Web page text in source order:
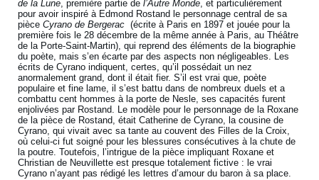
de la Lune, première partie del’Autre Monde, et particulièrement
pour avoir inspiré à Edmond Rostand le personnage central de sa
pièceCyrano de Bergerac (écrite à Paris en 1897 et jouée pour la
première fois le 28 décembre de la même année à Paris, au Théâtre
de la Porte-Saint-Martin), qui reprend des éléments de la biographie
du poète, mais s’en écarte par des aspects non négligeables. Les
écrits de Cyrano indiquent, certes, qu’il possédait un nez
anormalement grand, dont il était fier. S’il est vrai que, poète
populaire et fine lame, il s’est battu dans de nombreux duels et a
combattu cent hommes à la porte de Nesle, ses capacités furent
enjolivées par Rostand. Le modèle pour le personnage de la Roxane
de la pièce de Rostand, était Catherine de Cyrano, la cousine de
Cyrano, qui vivait avec sa tante au couvent des Filles de la Croix,
où celui-ci fut soigné pour les blessures consécutives à la chute de
la poutre. Toutefois, l’intrigue de la pièce impliquant Roxane et
Christian de Neuvillette est presque totalement fictive : le vrai
Cyrano n’ayant pas rédigé les lettres d’amour du baron à sa place.